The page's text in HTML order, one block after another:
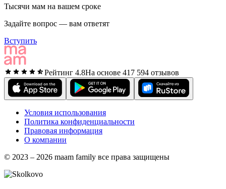
Тысячи мам на вашем сроке
Задайте вопрос — вам ответят
Вступить
Рейтинг 4.8На основе 417 594 отзывов
Условия использования
Политика конфиденциальности
Правовая информация
О компании
© 2023 – 2026 maam family все права защищены